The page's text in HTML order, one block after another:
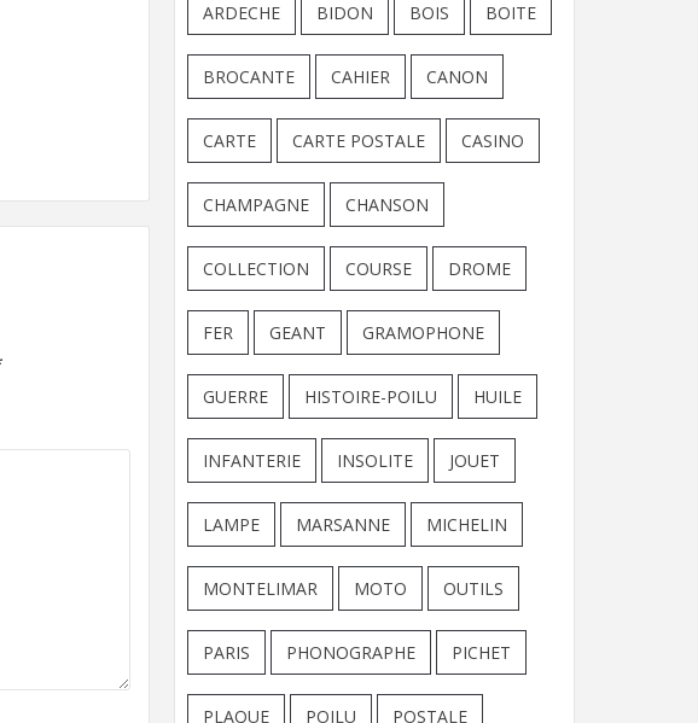
ARDECHE BIDON BOIS BOITE
BROCANTE CAHIER CANON
CARTE CARTE POSTALE CASINO
CHAMPAGNE CHANSON
COLLECTION COURSE DROME
FER GEANT GRAMOPHONE
GUERRE HISTOIRE-POILU HUILE
INFANTERIE INSOLITE JOUET
LAMPE MARSANNE MICHELIN
MONTELIMAR MOTO OUTILS
PARIS PHONOGRAPHE PICHET
PLAQUE POILU POSTALE